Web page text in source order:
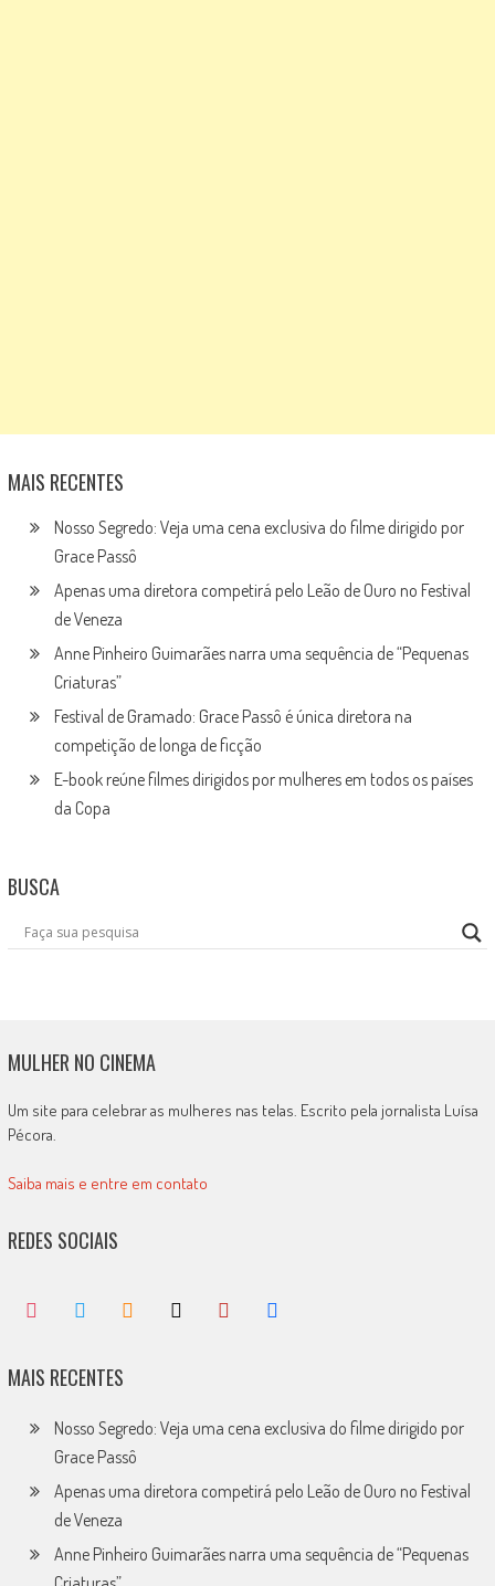
MAIS RECENTES
Nosso Segredo: Veja uma cena exclusiva do filme dirigido por
Grace Passô
Apenas uma diretora competirá pelo Leão de Ouro no Festival
de Veneza
Anne Pinheiro Guimarães narra uma sequência de “Pequenas
Criaturas”
Festival de Gramado: Grace Passô é única diretora na
competição de longa de ficção
E-book reúne filmes dirigidos por mulheres em todos os países
da Copa
BUSCA
MULHER NO CINEMA
Um site para celebrar as mulheres nas telas. Escrito pela jornalista Luísa
Pécora.
Saiba mais e entre em contato
REDES SOCIAIS
MAIS RECENTES
Nosso Segredo: Veja uma cena exclusiva do filme dirigido por
Grace Passô
Apenas uma diretora competirá pelo Leão de Ouro no Festival
de Veneza
Anne Pinheiro Guimarães narra uma sequência de “Pequenas